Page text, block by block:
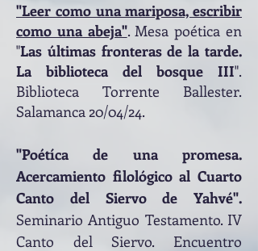
"Leer como una mariposa, escribir
como una abeja". Mesa poética en
"Las últimas fronteras de la tarde.
La biblioteca del bosque III".
Biblioteca Torrente Ballester.
Salamanca 20/04/24.
"Poétíca de una promesa.
Acercamiento filológico al Cuarto
Canto del Siervo de Yahvé".
Seminario Antiguo Testamento. IV
Canto del Siervo. Encuentro